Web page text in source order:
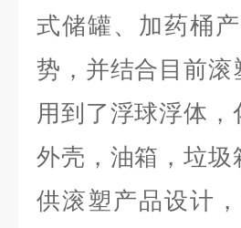
式储罐、加药桶
势，并结合目前
用到了浮球浮体
外壳，油箱，垃
供滚塑产品设计